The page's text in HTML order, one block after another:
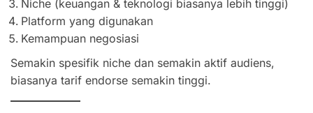
Niche (keuangan & teknologi biasanya lebih tinggi)
Platform yang digunakan
Kemampuan negosiasi
Semakin spesifik niche dan semakin aktif audiens,
biasanya tarif endorse semakin tinggi.